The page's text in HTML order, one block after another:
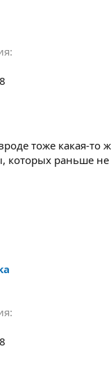
тоже какая-
которых раньше